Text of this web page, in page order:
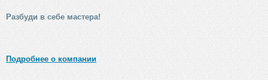
Разбуди в себе мастера!
Подробнее о компании